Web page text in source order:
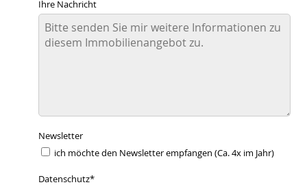
Ihre Nachricht
Newsletter
ich möchte den Newsletter empfangen (Ca. 4x im Jahr)
Datenschutz*